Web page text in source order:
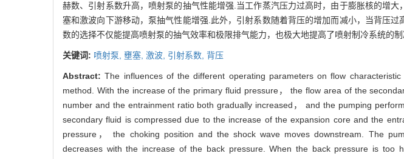
赫数、引射系数升高，喷射泵的抽气性能增强.当工作蒸汽压力过高时，由于膨胀核的增
塞和激波向下游移动，泵抽气性能增强.此外，引射系数随着背压的增加而减小，当背压
数的选择不仅能提高喷射泵的抽气效率和极限排气能力，也极大地提高了喷射制冷系统的
关键词: 喷射泵, 壅塞, 激波, 引射系数, 背压
Abstract:The influences of the different operating parameters on flow
method. With the increase of the primary fluid pressure， the flow area of the
number and the entrainment ratio both gradually increased， and the pumping
secondary fluid is compressed due to the increase of the expansion core and the
pressure， the choking position and the shock wave moves downstream. The
decreases with the increase of the back pressure. When the back pressure is